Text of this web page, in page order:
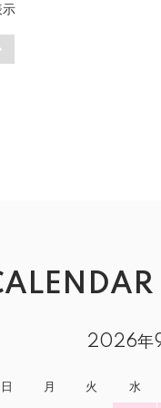
示
2026年
日 月 火 水